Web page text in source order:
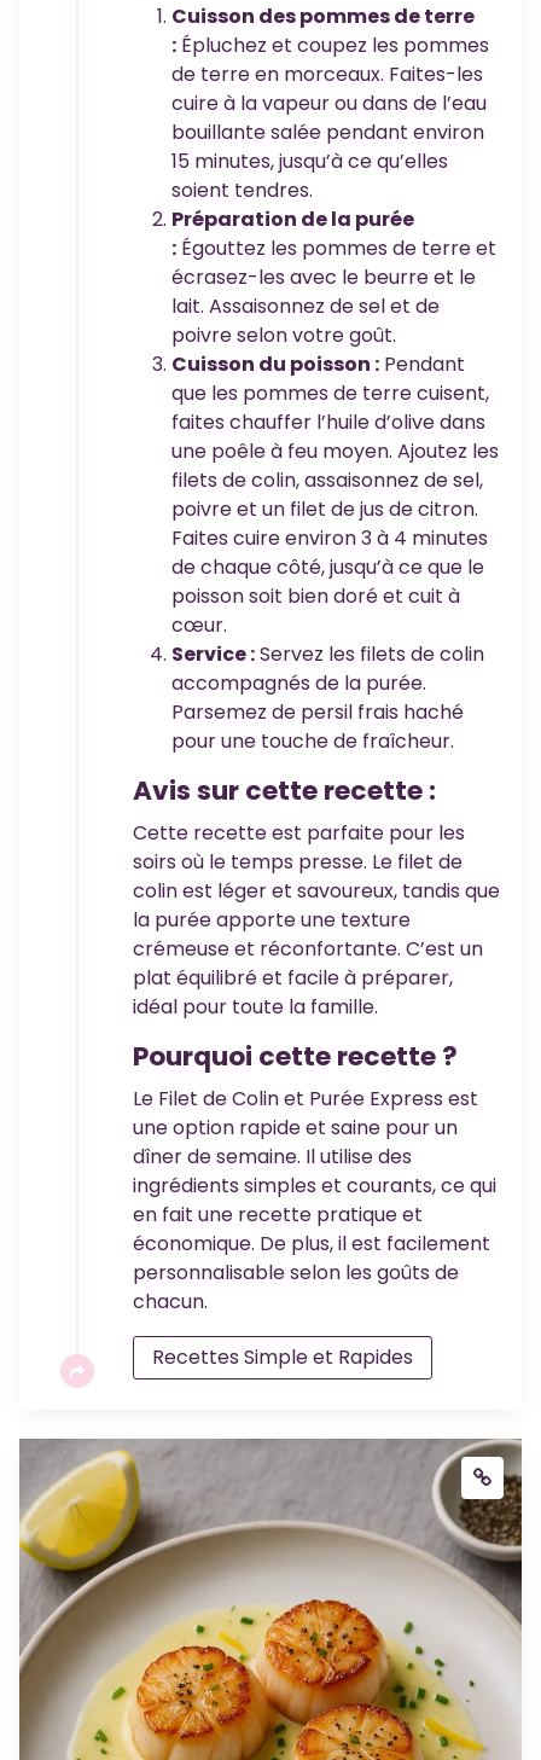
Cuisson des pommes de terre
: Épluchez et coupez les pommes
de terre en morceaux. Faites-les
cuire à la vapeur ou dans de l’eau
bouillante salée pendant environ
15 minutes, jusqu’à ce qu’elles
soient tendres.
Préparation de la purée
: Égouttez les pommes de terre et
écrasez-les avec le beurre et le
lait. Assaisonnez de sel et de
poivre selon votre goût.
Cuisson du poisson : Pendant
que les pommes de terre cuisent,
faites chauffer l’huile d’olive dans
une poêle à feu moyen. Ajoutez les
filets de colin, assaisonnez de sel,
poivre et un filet de jus de citron.
Faites cuire environ 3 à 4 minutes
de chaque côté, jusqu’à ce que le
poisson soit bien doré et cuit à
cœur.
Service :Servez les filets de colin
accompagnés de la purée.
Parsemez de persil frais haché
pour une touche de fraîcheur.
Avis sur cette recette :
Cette recette est parfaite pour les
soirs où le temps presse. Le filet de
colin est léger et savoureux, tandis que
la purée apporte une texture
crémeuse et réconfortante. C’est un
plat équilibré et facile à préparer,
idéal pour toute la famille.
Pourquoi cette recette ?
Le Filet de Colin et Purée Express est
une option rapide et saine pour un
dîner de semaine. Il utilise des
ingrédients simples et courants, ce qui
en fait une recette pratique et
économique. De plus, il est facilement
personnalisable selon les goûts de
chacun.
Recettes Simple et Rapides